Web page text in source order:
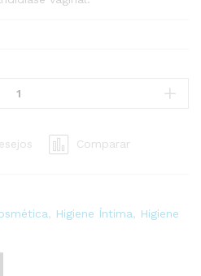
Comparar
Higiene Íntima
Higiene